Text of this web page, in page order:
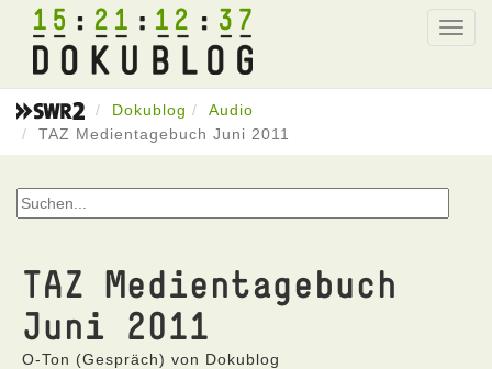
15 21 12 37
Dokublog
Audio
TAZ Medientagebuch Juni 2011
TAZ Medientagebuch
Juni 2011
O-Ton (Gespräch) von Dokublog